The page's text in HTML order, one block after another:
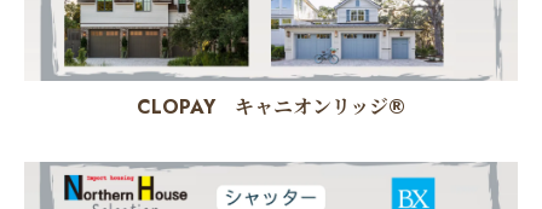
CLOPAY キャニオンリッジ®